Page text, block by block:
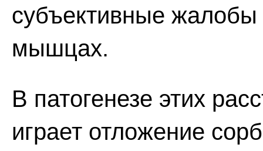
субъективные
мышцах.
В патогенезе этих
играет отложение